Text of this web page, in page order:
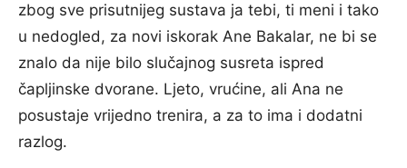
zbog sve prisutnijeg sustava ja tebi, ti meni i tako
u nedogled, za novi iskorak Ane Bakalar, ne bi se
znalo da nije bilo slučajnog susreta ispred
čapljinske dvorane. Ljeto, vrućine, ali Ana ne
posustaje vrijedno trenira, a za to ima i dodatni
razlog.